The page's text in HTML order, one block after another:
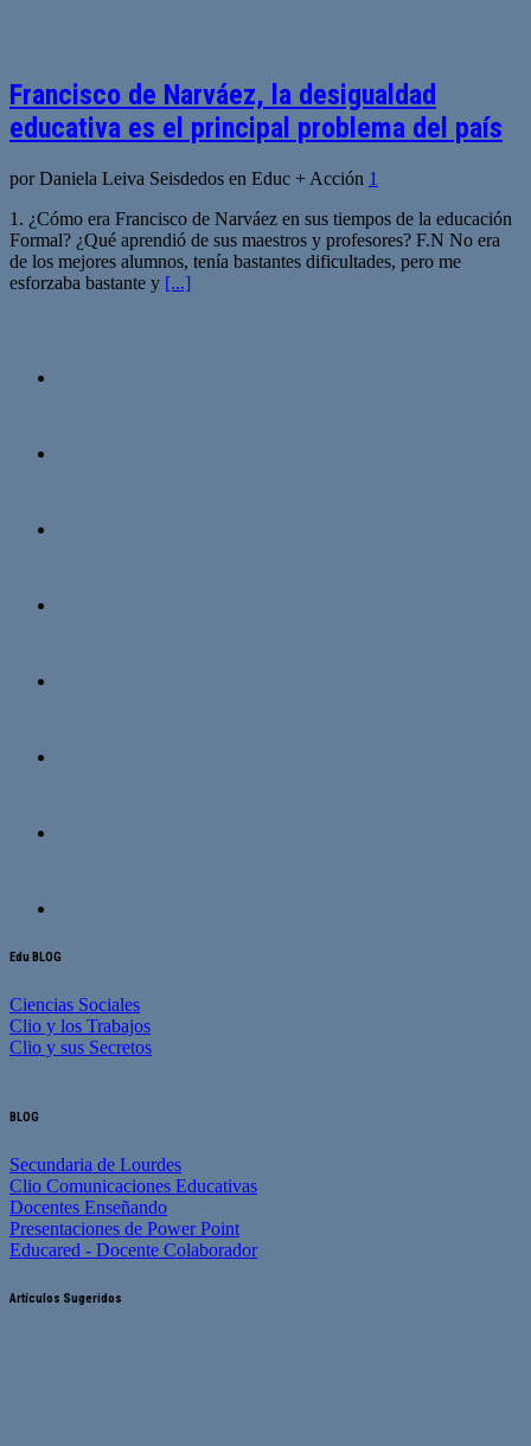
Francisco de Narváez, la desigualdad
educativa es el principal problema del país
por Daniela Leiva Seisdedos en Educ + Acción 1
1. ¿Cómo era Francisco de Narváez en sus tiempos de la educación
Formal? ¿Qué aprendió de sus maestros y profesores? F.N No era
de los mejores alumnos, tenía bastantes dificultades, pero me
esforzaba bastante y [...]
Edu BLOG
Ciencias Sociales
Clio y los Trabajos
Clio y sus Secretos
BLOG
Secundaria de Lourdes
Clio Comunicaciones Educativas
Docentes Enseñando
Presentaciones de Power Point
Educared - Docente Colaborador
Artículos Sugeridos